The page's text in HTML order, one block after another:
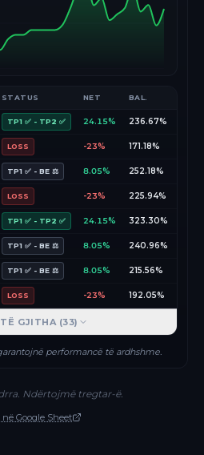
STATUS NET BAL.
TP1 ✅ - TP2 ✅ 24.15% 236.67%
LOSS -23% 171.18%
TP1 ✅ - BE ⚖️ 8.05% 252.18%
LOSS -23% 225.94%
TP1 ✅ - TP2 ✅ 24.15% 323.30%
TP1 ✅ - BE ⚖️ 8.05% 240.96%
TP1 ✅ - BE ⚖️ 8.05% 215.56%
LOSS -23% 192.05%
GJITHA (33)
performancë të ardhshme.
Ndërtojmë tregtar-ë.
Google Sheet